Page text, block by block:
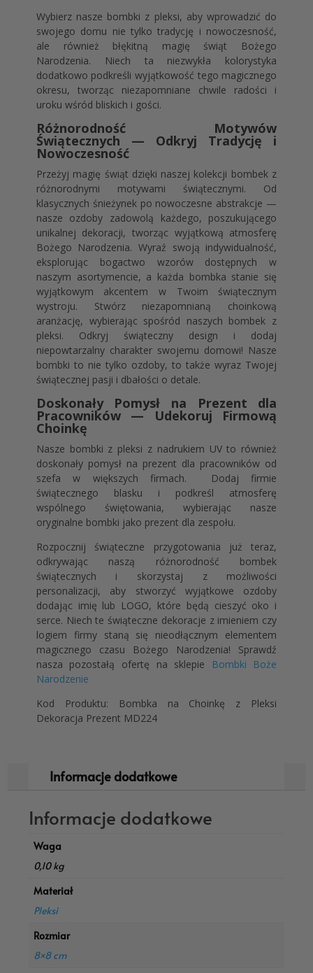
Wybierz nasze bombki z pleksi, aby wprowadzić do
swojego domu nie tylko tradycję i nowoczesność,
ale również błękitną magię świąt Bożego
Narodzenia. Niech ta niezwykła kolorystyka
dodatkowo podkreśli wyjątkowość tego magicznego
okresu, tworząc niezapomniane chwile radości i
uroku wśród bliskich i gości.
Różnorodność Motywów
Świątecznych — Odkryj Tradycję i
Nowoczesność
Przeżyj magię świąt dzięki naszej kolekcji bombek z
różnorodnymi motywami świątecznymi. Od
klasycznych śnieżynek po nowoczesne abstrakcje —
nasze ozdoby zadowolą każdego, poszukującego
unikalnej dekoracji, tworząc wyjątkową atmosferę
Bożego Narodzenia. Wyraź swoją indywidualność,
eksplorując bogactwo wzorów dostępnych w
naszym asortymencie, a każda bombka stanie się
wyjątkowym akcentem w Twoim świątecznym
wystroju. Stwórz niezapomnianą choinkową
aranżację, wybierając spośród naszych bombek z
pleksi. Odkryj świąteczny design i dodaj
niepowtarzalny charakter swojemu domowi! Nasze
bombki to nie tylko ozdoby, to także wyraz Twojej
świątecznej pasji i dbałości o detale.
Doskonały Pomysł na Prezent dla
Pracowników — Udekoruj Firmową
Choinkę
Nasze bombki z pleksi z nadrukiem UV to również
doskonały pomysł na prezent dla pracowników od
szefa w większych firmach. Dodaj firmie
świątecznego blasku i podkreśl atmosferę
wspólnego świętowania, wybierając nasze
oryginalne bombki jako prezent dla zespołu.
Rozpocznij świąteczne przygotowania już teraz,
odkrywając naszą różnorodność bombek
świątecznych i skorzystaj z możliwości
personalizacji, aby stworzyć wyjątkowe ozdoby
dodając imię lub LOGO, które będą cieszyć oko i
serce. Niech te świąteczne dekoracje z imieniem czy
logiem firmy staną się nieodłącznym elementem
magicznego czasu Bożego Narodzenia! Sprawdź
nasza pozostałą ofertę na sklepie
Bombki Boże
Narodzenie
Kod Produktu: Bombka na Choinkę z Pleksi
Dekoracja Prezent MD224
Informacje dodatkowe
Informacje dodatkowe
Waga
0,10 kg
Materiał
Pleksi
Rozmiar
8×8 cm